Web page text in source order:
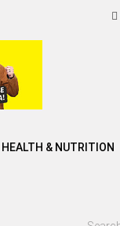
HEALTH & NUTRITION